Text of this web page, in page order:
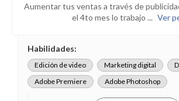
Aumentar tus ventas a través de
el 4to mes lo trabajo ... Ver
Habilidades:
Edición de video Marketing digital
Adobe Premiere
Adobe Photoshop